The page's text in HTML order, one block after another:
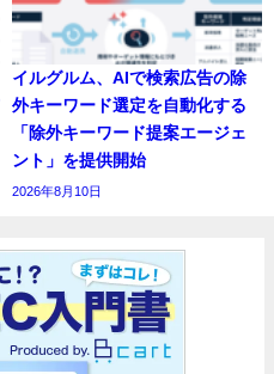
イルグルム、AIで検索広告の除
外キーワード選定を自動化する
「除外キーワード提案エージェ
ント」を提供開始
2026年8月10日